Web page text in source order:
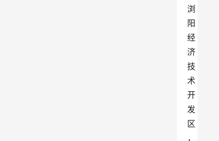
浏
阳
经
济
技
术
开
发
区
，